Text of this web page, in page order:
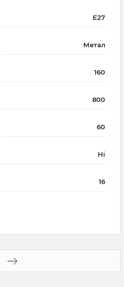
E27
Метал
160
800
60
Ні
16